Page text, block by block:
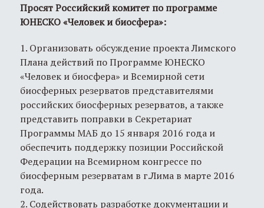
Просят Российский комитет по программе
ЮНЕСКО «Человек и биосфера»:
1. Организовать обсуждение проекта Лимского
Плана действий по Программе ЮНЕСКО
«Человек и биосфера» и Всемирной сети
биосферных резерватов представителями
российских биосферных резерватов, а также
представить поправки в Секретариат
Программы МАБ до 15 января 2016 года и
обеспечить поддержку позиции Российской
Федерации на Всемирном конгрессе по
биосферным резерватам в г.Лима в марте 2016
года.
2. Содействовать разработке документации и